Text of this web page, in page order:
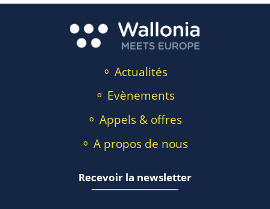
⚬ Actualités
⚬ Evènements
⚬ Appels & offres
⚬ A propos de nous
Recevoir la newsletter